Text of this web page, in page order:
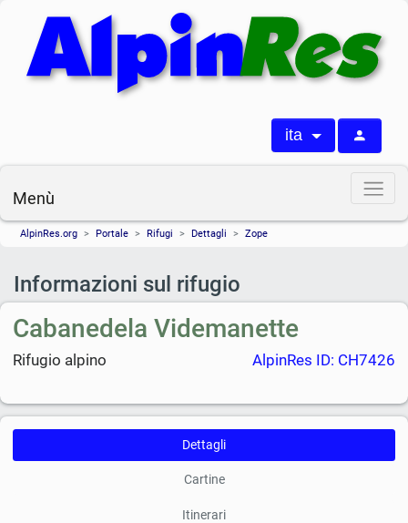
ita
Menù
AlpinRes.org Portale Rifugi Dettagli Zope
Informazioni sul rifugio
Cabanedela Videmanette
Rifugio alpino AlpinRes ID: CH7426
Dettagli
Cartine
Itinerari